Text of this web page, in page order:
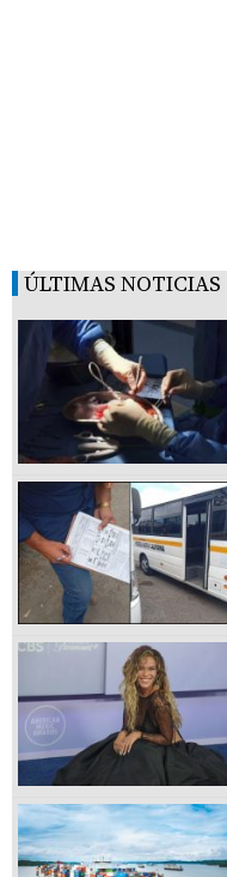
ÚLTIMAS NOTICIAS